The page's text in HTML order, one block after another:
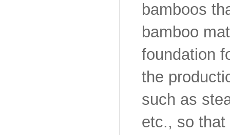
bamboos
bamboo
foundation
the
such as
etc., so